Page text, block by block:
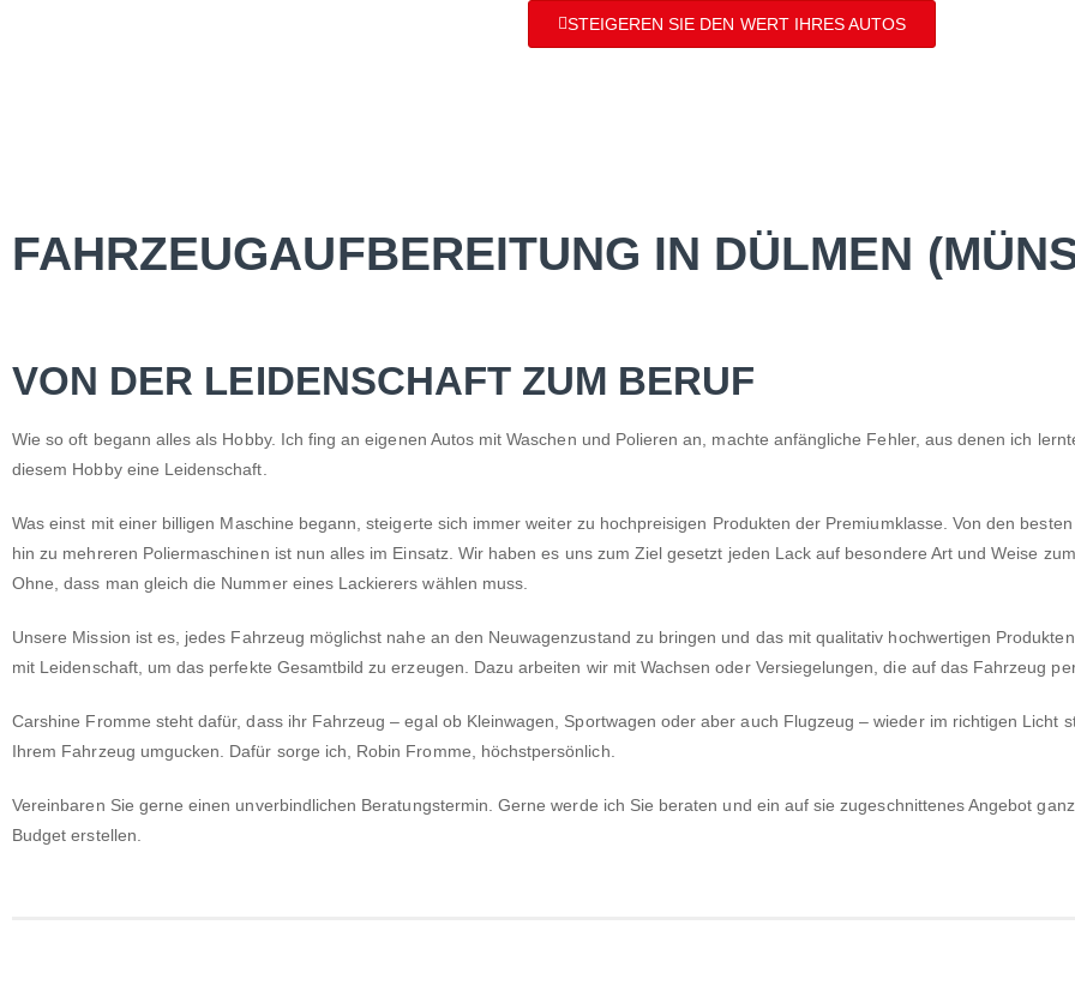
STEIGEREN SIE DEN WERT IHRES AUTOS
FAHRZEUGAUFBEREITUNG IN DÜLMEN
VON DER LEIDENSCHAFT ZUM BERUF
Wie so oft begann alles als Hobby. Ich fing an eigenen Autos mit Waschen und Polieren an, machte anfängliche Fehler, aus denen ich
diesem Hobby eine Leidenschaft.
Was einst mit einer billigen Maschine begann, steigerte sich immer weiter zu hochpreisigen Produkten der Premiumklasse. Von den
hin zu mehreren Poliermaschinen ist nun alles im Einsatz. Wir haben es uns zum Ziel gesetzt jeden Lack auf besondere Art und Weise
Ohne, dass man gleich die Nummer eines Lackierers wählen muss.
Unsere Mission ist es, jedes Fahrzeug möglichst nahe an den Neuwagenzustand zu bringen und das mit qualitativ hochwertigen
mit Leidenschaft, um das perfekte Gesamtbild zu erzeugen. Dazu arbeiten wir mit Wachsen oder Versiegelungen, die auf das Fahrzeug
Carshine Fromme steht dafür, dass ihr Fahrzeug – egal ob Kleinwagen, Sportwagen oder aber auch Flugzeug – wieder im richtigen Licht
Ihrem Fahrzeug umgucken. Dafür sorge ich, Robin Fromme, höchstpersönlich.
Vereinbaren Sie gerne einen unverbindlichen Beratungstermin . Gerne werde ich Sie beraten und ein auf sie zugeschnittenes Angebot
Budget erstellen.